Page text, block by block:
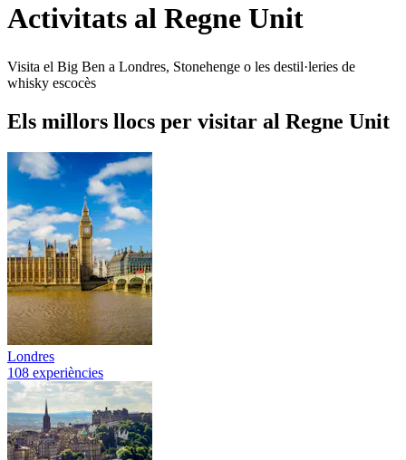
Activitats al Regne Unit
Visita el Big Ben a Londres, Stonehenge o les destil·leries de
whisky escocès
Els millors llocs per visitar al Regne Unit
Londres
108 experiències